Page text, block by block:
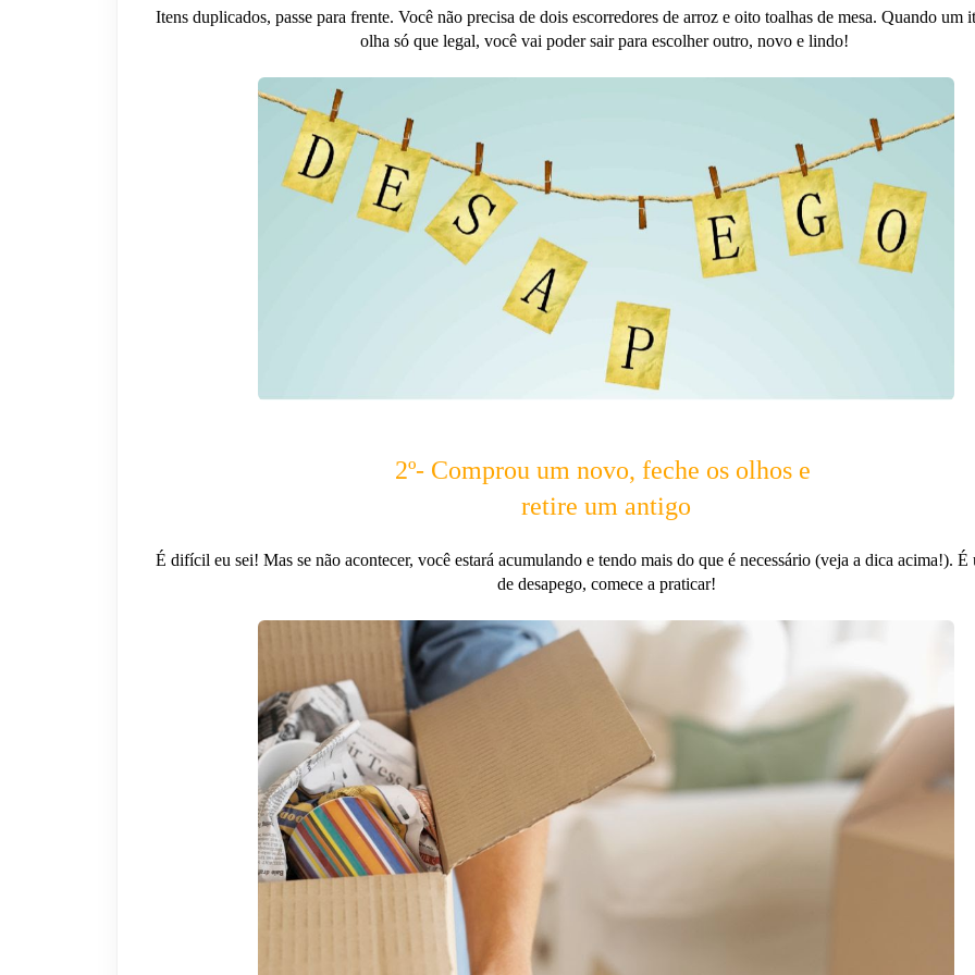
Itens duplicados, passe para frente. Você não precisa de dois escorredores de arroz e oito toalhas de mesa. Quando um
olha só que legal, você vai poder sair para escolher outro, novo e lindo!
2º- Comprou um novo, feche os olhos e
retire um antigo
É difícil eu sei! Mas se não acontecer, você estará acumulando e tendo mais do que é necessário (veja a dica acima!). É
de desapego, comece a praticar!